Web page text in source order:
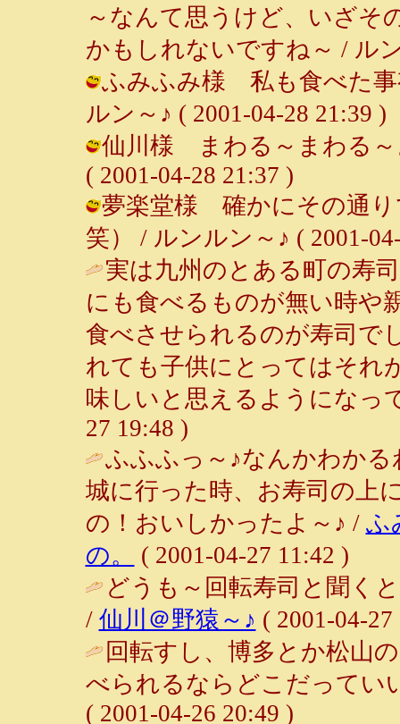
～なんて思うけど、いざそ
かもしれないですね～ / ル
ふみふみ様 私も食べた事
ルン～♪ ( 2001-04-28 21:39 )
仙川様 まわる～まわる
( 2001-04-28 21:37 )
夢楽堂様 確かにその通り
笑） / ルンルン～♪ ( 2001-
実は九州のとある町の寿
にも食べるものが無い時や
食べさせられるのが寿司で
れても子供にとってはそれ
味しいと思えるようになっ
27 19:48 )
ふふふっ～♪なんかわか
城に行った時、お寿司の上
の！おいしかったよ～♪ / ふ
の。
( 2001-04-27 11:42 )
どうも～回転寿司と聞く
/ 仙川＠野猿～♪ ( 2001-04-27
回転すし、博多とか松山
べられるならどこだってい
( 2001-04-26 20:49 )